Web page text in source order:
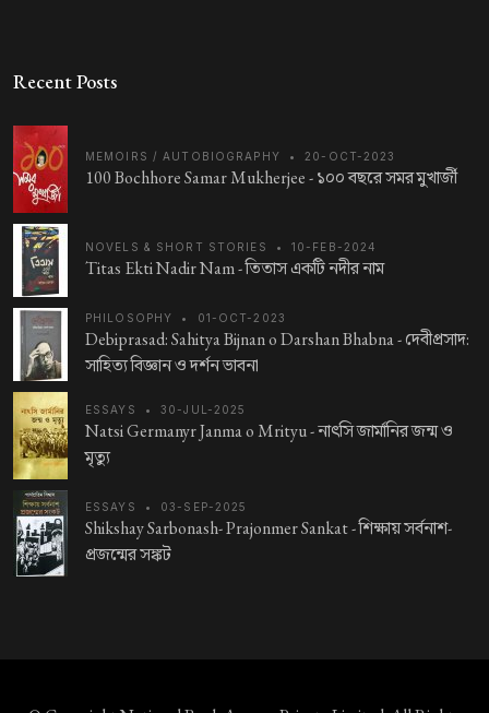
Recent Posts
MEMOIRS / AUTOBIOGRAPHY • 20-OCT-2023
100 Bochhore Samar Mukherjee -১০০ বছরে সমর মুখার্জী
NOVELS & SHORT STORIES • 10-FEB-2024
Titas Ekti Nadir Nam -তিতাস একটি নদীর নাম
PHILOSOPHY • 01-OCT-2023
Debiprasad: Sahitya Bijnan o Darshan Bhabna -দেবীপ্রসাদ:
সাহিত্য বিজ্ঞান ও দর্শন ভাবনা
ESSAYS • 30-JUL-2025
Natsi Germanyr Janma o Mrityu -নাৎসি জার্মানির জন্ম ও
মৃত্যু
ESSAYS • 03-SEP-2025
Shikshay Sarbonash- Prajonmer Sankat -শিক্ষায় সর্বনাশ-
প্রজন্মের সঙ্কট